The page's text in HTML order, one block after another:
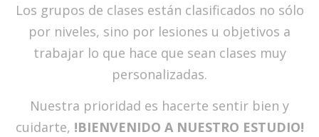
Los grupos de clases están clasificados no sólo
por niveles, sino por lesiones u objetivos a
trabajar lo que hace que sean clases muy
personalizadas.
Nuestra prioridad es hacerte sentir bien y
cuidarte, !BIENVENIDO A NUESTRO ESTUDIO!